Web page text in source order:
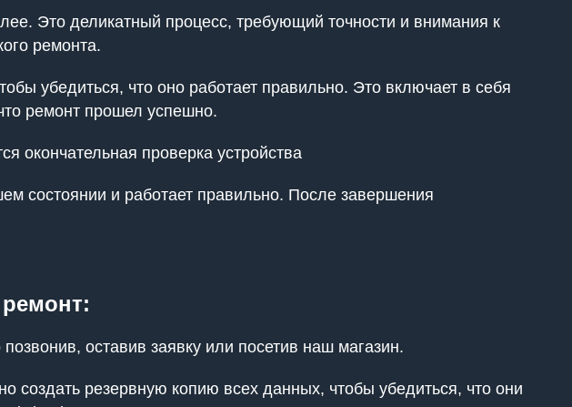
Это деликатный процесс, требующий точности и внимания к
ремонта.
убедиться, что оно работает правильно. Это включает в себя
ремонт прошел успешно.
окончательная проверка устройства
состоянии и работает правильно. После завершения
оставив заявку или посетив наш магазин.
резервную копию всех данных, чтобы убедиться, что они